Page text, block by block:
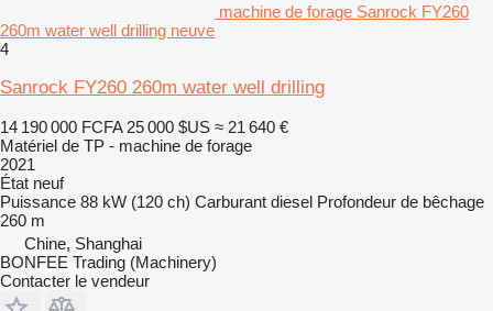
machine de forage Sanrock FY260
260m water well drilling neuve
4
Sanrock FY260 260m water well drilling
14 190 000 FCFA 25 000 $US ≈ 21 640 €
Matériel de TP - machine de forage
2021
État neuf
Puissance 88 kW (120 ch) Carburant diesel Profondeur de bêchage
260 m
Chine, Shanghai
BONFEE Trading (Machinery)
Contacter le vendeur